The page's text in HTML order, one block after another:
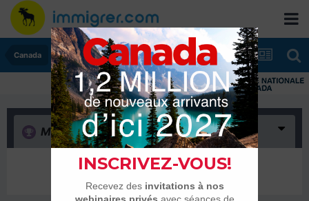
Canada
Merci (0)
Il n’y a encore rien ici